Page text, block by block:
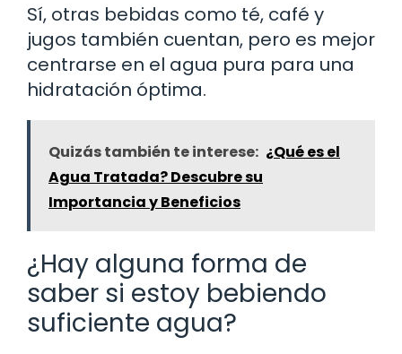
Sí, otras bebidas como té, café y
jugos también cuentan, pero es mejor
centrarse en el agua pura para una
hidratación óptima.
Quizás también te interese: ¿Qué es el
Agua Tratada? Descubre su
Importancia y Beneficios
¿Hay alguna forma de
saber si estoy bebiendo
suficiente agua?